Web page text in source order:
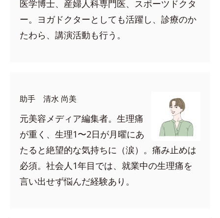
医学博士、産婦人科専門医、スポーツドクタ
ー。ヨガドクターとしても活躍し、診療のか
たわら、講演活動も行う。
助手 清水 尚美
元美容メディア編集者。生理痛
が重く、生理1〜2日が月曜にあ
たると絶望的な気持ちに（涙）。痛み止めは
必須。社会人1年目では、就業中の生理痛を
言い出せず悩んだ経験あり。